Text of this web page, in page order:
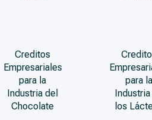
Creditos
Empresariales
para la
Industria del
Chocolate
para la
los